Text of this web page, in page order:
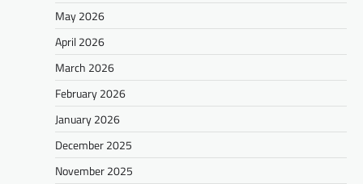
May 2026
April 2026
March 2026
February 2026
January 2026
December 2025
November 2025